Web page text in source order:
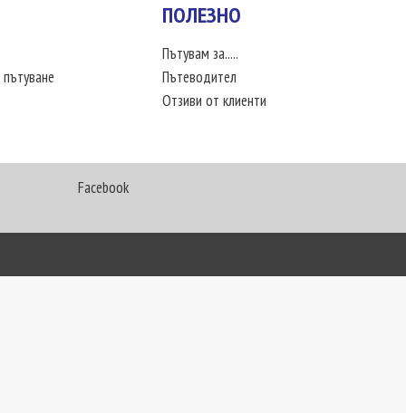
ПОЛЕЗНО
Пътувам за.....
Пътеводител
Отзиви от клиенти
Facebook